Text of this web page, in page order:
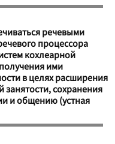
речевыми
процессора
кохлеарной
ими
в целях расширения
сохранения
и общению (устная